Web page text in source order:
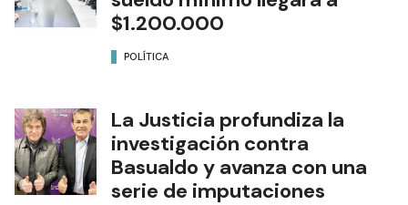
$1.200.000
POLÍTICA
La Justicia profundiza la
investigación contra
Basualdo y avanza con una
serie de imputaciones